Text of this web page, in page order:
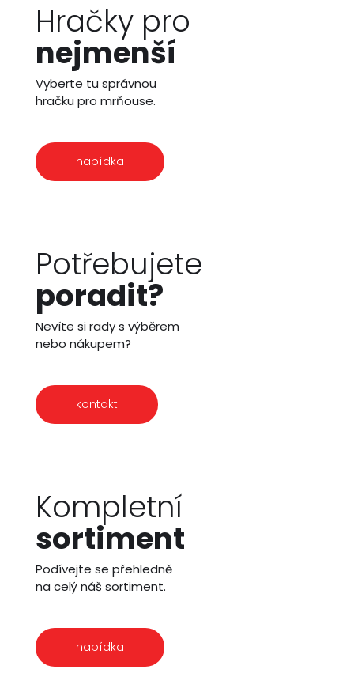
Hračky pro
nejmenší
Vyberte tu správnou
hračku pro mrňouse.
nabídka
Potřebujete
poradit?
Nevíte si rady s výběrem
nebo nákupem?
kontakt
Kompletní
sortiment
Podívejte se přehledně
na celý náš sortiment.
nabídka